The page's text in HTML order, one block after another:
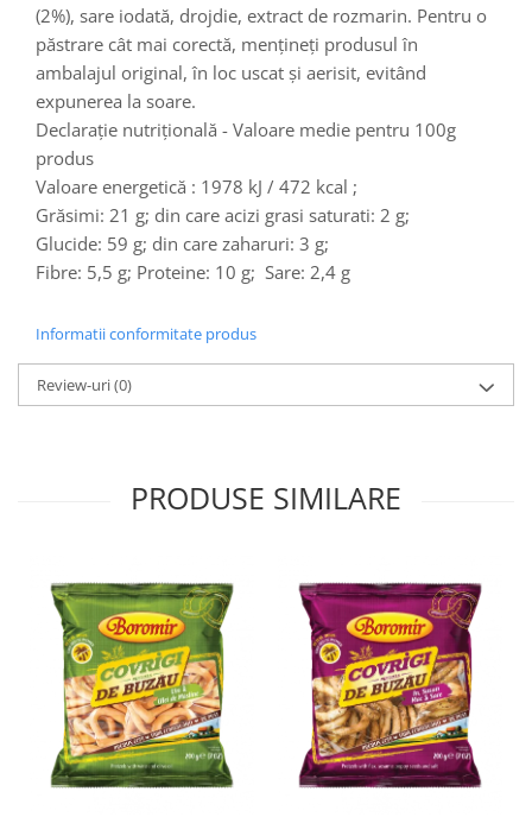
Turta dulce
Turta dulce cu nuci
Turta dulce de Sibiu
Turta dulce cu miere
Croissant
Croissant Duofino
Croissant cu maia
Cornulete
Boromele
Pasca
Pasca Fresh
Cereale
Covrigi cu ulei de masline
Covrigi de Buzau
Grisine
Crochete
Produse de gătit
Faina
(2%), sare iodată, drojdie, extract de rozmarin. Pentru o
păstrare cât mai corectă, menţineţi produsul în
ambalajul original, în loc uscat şi aerisit, evitând
expunerea la soare.
Declarație nutrițională - Valoare medie pentru 100g
produs
Valoare energetică : 1978 kJ / 472 kcal ;
Grăsimi: 21 g; din care acizi grasi saturati: 2 g;
Glucide: 59 g; din care zaharuri: 3 g;
Fibre: 5,5 g; Proteine: 10 g; Sare: 2,4 g
Informatii conformitate produs
Review-uri(0)
PRODUSE SIMILARE